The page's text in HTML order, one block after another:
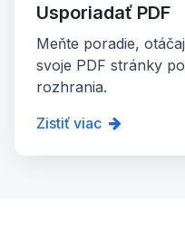
Usporiadať PDF
Meňte poradie,
svoje PDF stránky
rozhrania.
Zistiť viac